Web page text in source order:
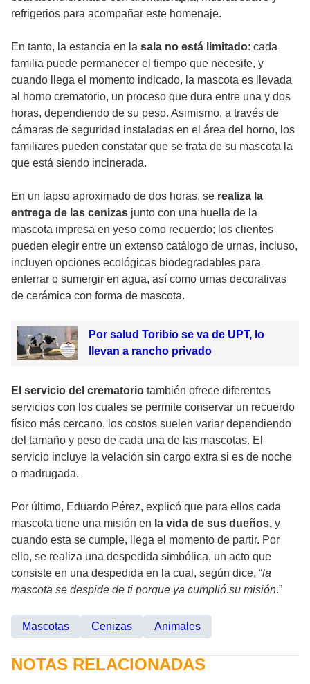
refrigerios para acompañar este homenaje.
En tanto, la estancia en la sala no está limitado: cada
familia puede permanecer el tiempo que necesite, y
cuando llega el momento indicado, la mascota es llevada
al horno crematorio, un proceso que dura entre una y dos
horas, dependiendo de su peso. Asimismo, a través de
cámaras de seguridad instaladas en el área del horno, los
familiares pueden constatar que se trata de su mascota la
que está siendo incinerada.
En un lapso aproximado de dos horas, se realiza la
entrega de las cenizas junto con una huella de la
mascota impresa en yeso como recuerdo; los clientes
pueden elegir entre un extenso catálogo de urnas, incluso,
incluyen opciones ecológicas biodegradables para
enterrar o sumergir en agua, así como urnas decorativas
de cerámica con forma de mascota.
Por salud Toribio se va de UPT, lo
llevan a rancho privado
El servicio del crematorio también ofrece diferentes
servicios con los cuales se permite conservar un recuerdo
físico más cercano, los costos suelen variar dependiendo
del tamaño y peso de cada una de las mascotas. El
servicio incluye la velación sin cargo extra si es de noche
o madrugada.
Por último, Eduardo Pérez, explicó que para ellos cada
mascota tiene una misión en la vida de sus dueños, y
cuando esta se cumple, llega el momento de partir. Por
ello, se realiza una despedida simbólica, un acto que
consiste en una despedida en la cual, según dice, “la
mascota se despide de ti porque ya cumplió su misión.”
Mascotas Cenizas Animales
NOTAS RELACIONADAS